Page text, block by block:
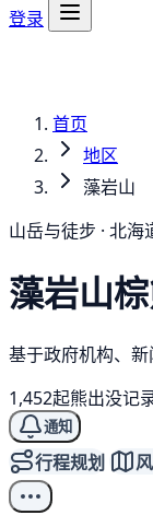
登录
首页
地区
藻岩山
山岳与徒步 · 北海
藻岩山
基于政府机构、新
1,452起熊出没记
通知
行程规划